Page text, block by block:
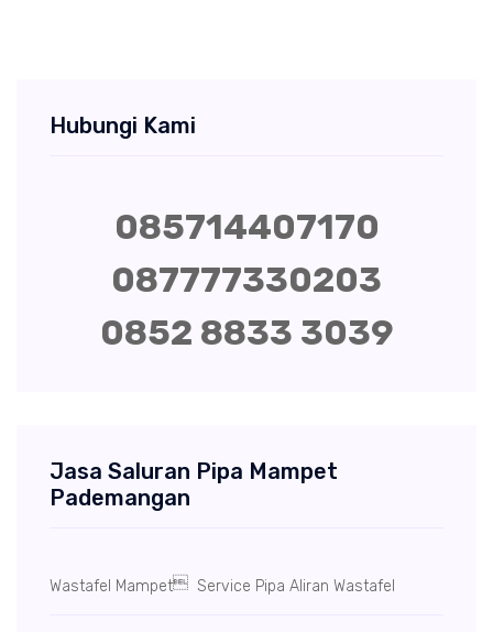
Hubungi Kami
085714407170
087777330203
0852 8833 3039
Jasa Saluran Pipa Mampet
Pademangan
Wastafel Mampet Service Pipa Aliran Wastafel